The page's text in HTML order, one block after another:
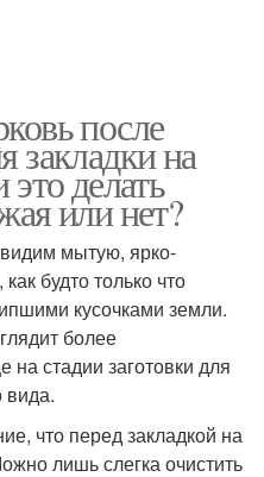
после
закладки на
делать
или нет?
мытую, ярко-
будто только что
кусочками земли.
более
стадии заготовки для
вида.
что перед закладкой на
лишь слегка очистить